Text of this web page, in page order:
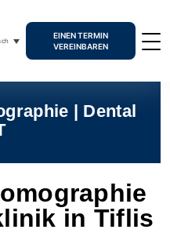
EINEN TERMIN
VEREINBAREN
| Dental
in Tiflis